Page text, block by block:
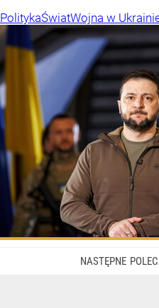
PolitykaŚwiatWojna w